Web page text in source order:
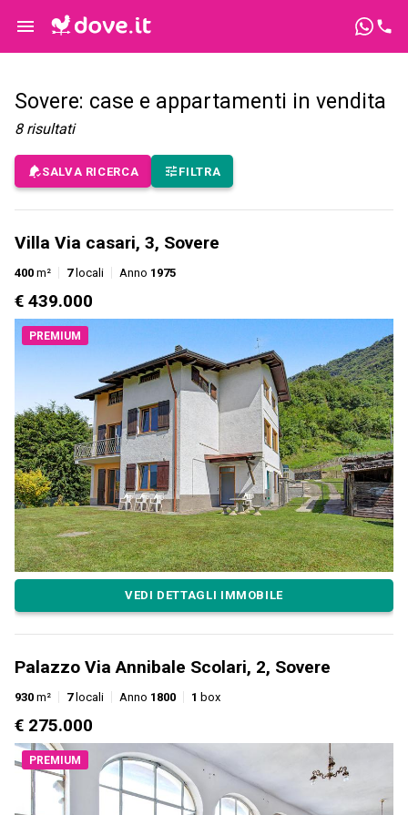
Sovere: case e appartamenti in vendita
8 risultati
SALVA RICERCA FILTRA
Villa Via casari, 3, Sovere
400 m² 7locali Anno 1975
€ 439.000
PREMIUM
VEDI DETTAGLI IMMOBILE
Palazzo Via Annibale Scolari, 2, Sovere
930 m² 7locali Anno 1800 1 box
€ 275.000
PREMIUM